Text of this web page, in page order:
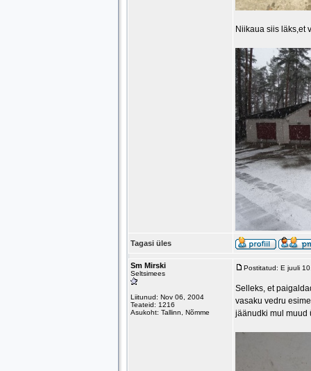
Niikaua siis läks,et
Tagasi üles
Sm Mirski
Seltsimees
Liitunud: Nov 06, 2004
Teateid: 1216
Asukoht: Tallinn, Nõmme
Postitatud: E juuli
Selleks, et
vasaku vedru
jäänudki mul muud